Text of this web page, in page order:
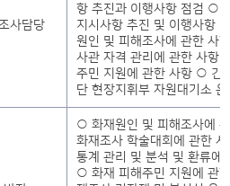
사담당
항 추진과 이행사항 점검 ○
지시사항 추진 및 이행사항
원인 및 피해조사에 관한 사
사관 자격 관리에 관한 사항
주민 지원에 관한 사항 ○ 긴
단 현장지휘부 자원대기소
○ 화재원인 및 피해조사에
화재조사 학술대회에 관한
통계 관리 및 분석 및 환류에
○ 화재 피해주민 지원에 관